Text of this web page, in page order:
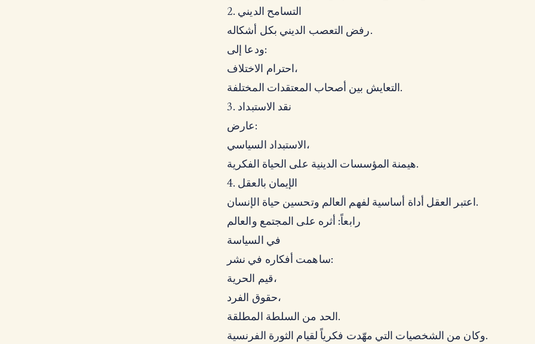
2. التسامح الديني
رفض التعصب الديني بكل أشكاله.
ودعا إلى:
احترام الاختلاف،
التعايش بين أصحاب المعتقدات المختلفة.
3. نقد الاستبداد
عارض:
الاستبداد السياسي،
هيمنة المؤسسات الدينية على الحياة الفكرية.
4. الإيمان بالعقل
اعتبر العقل أداة أساسية لفهم العالم وتحسين حياة الإنسان.
رابعاً: أثره على المجتمع والعالم
في السياسة
ساهمت أفكاره في نشر:
قيم الحرية،
حقوق الفرد،
الحد من السلطة المطلقة.
وكان من الشخصيات التي مهّدت فكرياً لقيام الثورة الفرنسية.